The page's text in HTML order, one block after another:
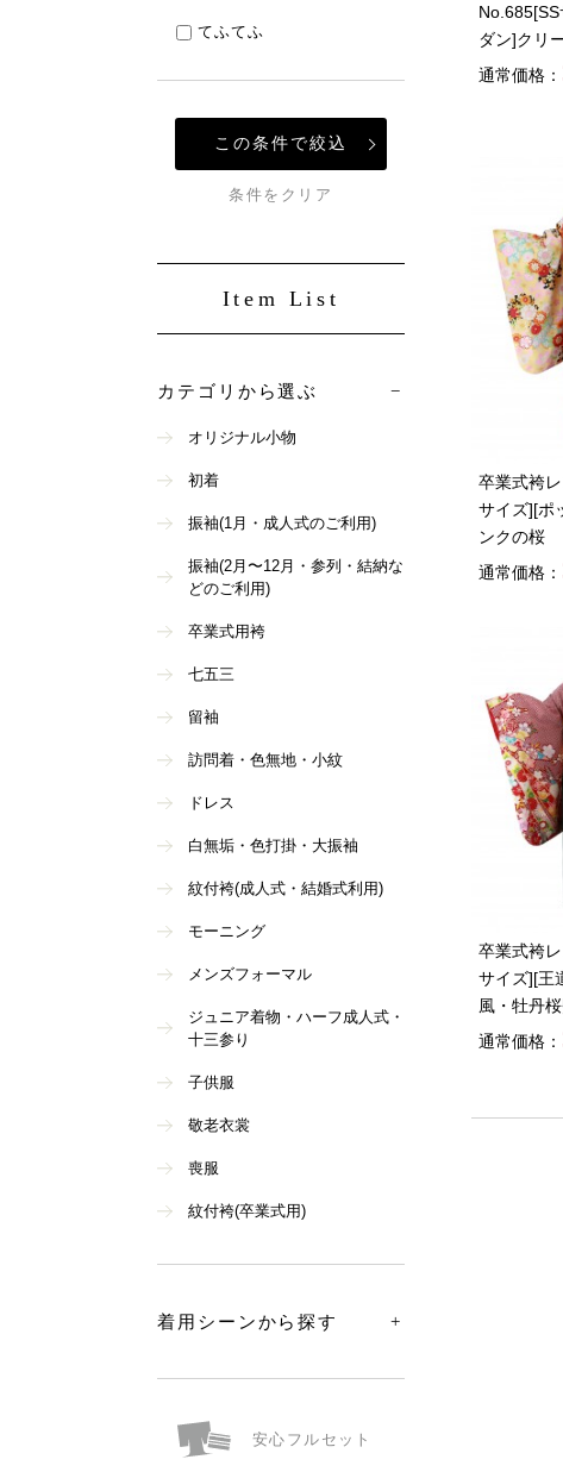
てふてふ
この条件で絞込
条件をクリア
Item List
カテゴリから選ぶ
オリジナル小物
初着
振袖(1月・成人式のご利用)
振袖(2月〜12月・参列・結納な
どのご利用)
卒業式用袴
七五三
留袖
訪問着・色無地・小紋
ドレス
白無垢・色打掛・大振袖
紋付袴(成人式・結婚式利用)
モーニング
メンズフォーマル
ジュニア着物・ハーフ成人式・
十三参り
子供服
敬老衣裳
喪服
紋付袴(卒業式用)
着用シーンから探す
安心 フルセット
ダン]クリ
通常価格：
卒業式袴
サイズ][ポ
ンクの桜
通常価格：
卒業式袴
サイズ][王
風・牡丹
通常価格：